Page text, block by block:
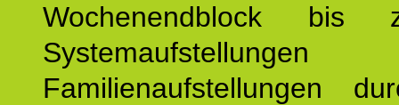
Wochenendblock bis
Familienaufstellungen